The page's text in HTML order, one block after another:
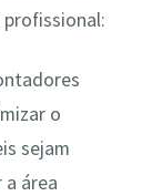
o
sejam
área